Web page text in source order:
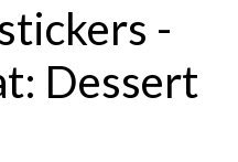
-
Dessert